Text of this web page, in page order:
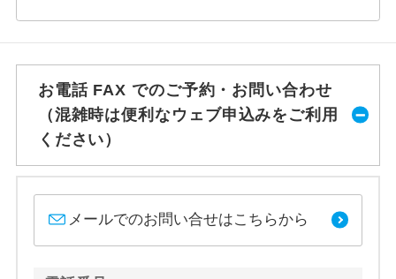
お電話 FAX でのご予約・お問い合わせ
（混雑時は便利なウェブ申込みをご利用
ください）
メールでのお問い合せはこちらから